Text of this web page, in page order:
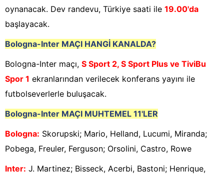
oynanacak. Dev randevu, Türkiye saati ile 19.00'da
başlayacak.
Bologna-Inter MAÇI HANGİ KANALDA?
Bologna-Inter maçı, S Sport 2, S Sport Plus ve TiviBu
Spor 1 ekranlarından verilecek konferans yayını ile
futbolseverlerle buluşacak.
Bologna-Inter MAÇI MUHTEMEL 11'LER
Bologna: Skorupski; Mario, Helland, Lucumi, Miranda;
Pobega, Freuler, Ferguson; Orsolini, Castro, Rowe
Inter: J. Martinez; Bisseck, Acerbi, Bastoni; Henrique,